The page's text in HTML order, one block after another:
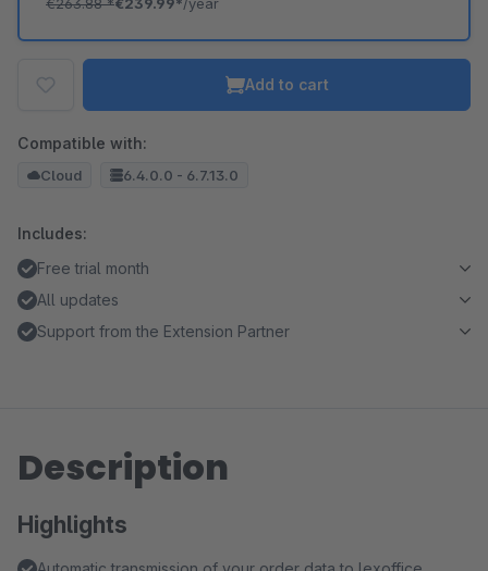
Add to cart
Compatible with:
Cloud 6.4.0.0 - 6.7.13.0
Includes:
Free trial month
All updates
Support from the Extension Partner
Description
Highlights